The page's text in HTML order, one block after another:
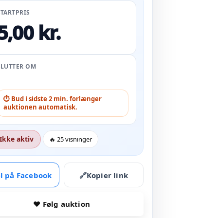
kr.
OM
⏱ Bud i sidste 2 min. forlænger
auktionen automatisk.
aktiv 🔥 25 visninger
på Facebook 🔗Kopier link
♥ Følg auktion